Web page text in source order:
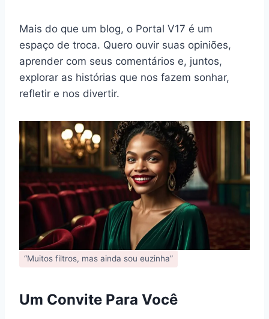
Mais do que um blog, o Portal V17 é um
espaço de troca. Quero ouvir suas opiniões,
aprender com seus comentários e, juntos,
explorar as histórias que nos fazem sonhar,
refletir e nos divertir.
“Muitos filtros, mas ainda sou euzinha”
Um Convite Para Você